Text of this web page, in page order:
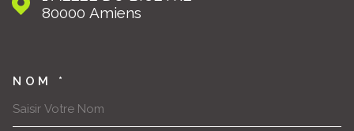
1 ALLEE DU BICETRE
NOM *